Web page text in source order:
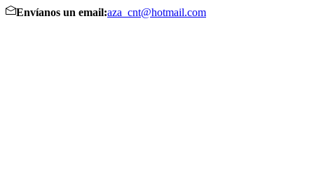
Envíanos un email:aza_cnt@hotmail.com